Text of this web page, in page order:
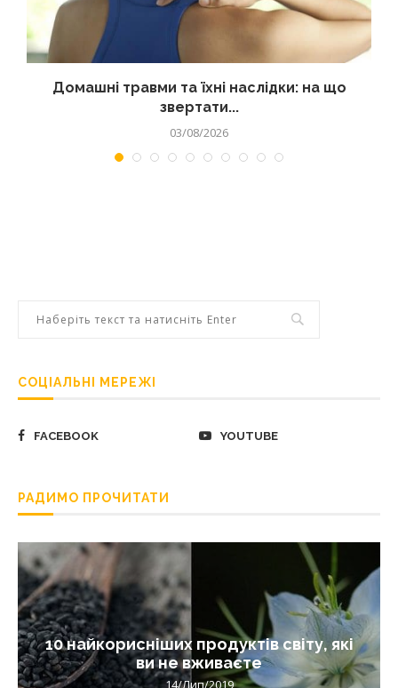
Домашні травми та їхні наслідки: на що
звертати...
03/08/2026
СОЦІАЛЬНІ МЕРЕЖІ
FACEBOOK YOUTUBE
РАДИМО ПРОЧИТАТИ
10 найкорисніших продуктів світу, які
ви не вживаєте
14/Лип/2019